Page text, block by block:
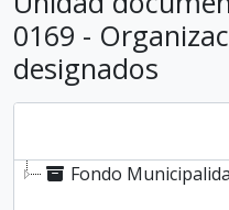
0169 -
designados
Fondo